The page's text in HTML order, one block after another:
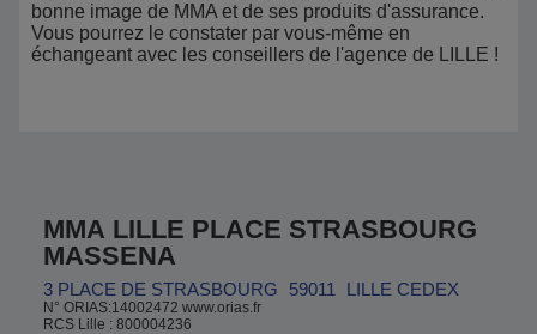
bonne image de MMA et de ses produits d'assurance.
Vous pourrez le constater par vous-même en
échangeant avec les conseillers de l'agence de LILLE !
MMA LILLE PLACE STRASBOURG
MASSENA
3 PLACE DE STRASBOURG 59011 LILLE CEDEX
N° ORIAS:14002472 www.orias.fr
RCS Lille : 800004236